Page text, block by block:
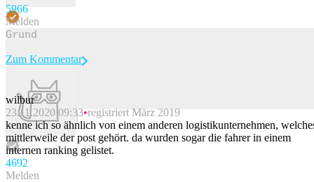
5966
Melden
Beitrag melden
Zum Kommentar
wilbur
23.11.2020 09:33 registriert März 2019
kenne ich so ähnlich von einem anderen logistikunternehmen,
mittlerweile der post gehört. da wurden sogar die fahrer in einem
internen ranking gelistet.
4692
Melden